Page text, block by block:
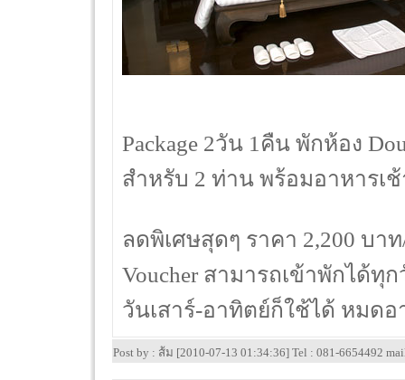
Package 2วัน 1คืน พักห้อง
สำหรับ 2 ท่าน พร้อมอาหารเ
ลดพิเศษสุดๆ ราคา 2,200 บา
Voucher สามารถเข้าพักได้ทุ
วันเสาร์-อาทิตย์ก็ใช้ได้ หมดอ
Post by : ส้ม [2010-07-13 01:34:36] Tel : 081-6654492